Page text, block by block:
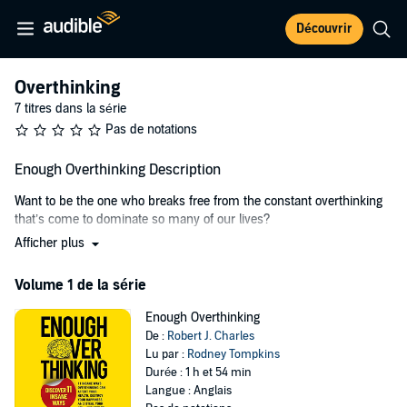
Découvrir
Overthinking
7 titres dans la série
Pas de notations
Enough Overthinking Description
Want to be the one who breaks free from the constant overthinking
that’s come to dominate so many of our lives?
Need to dive deeper, understand the causes, and then come out the
stuck going around and around on the same loop as a hamster
stuck on a wheel. But while the hamster is having fun and getting fit,
you’re feeling lower and lower and burning out.
Before long, friends and family start asking if you’re okay when you
feel fine—your new normal is now such a high stress level that
Afficher plus
Volume 1 de la série
Enough Overthinking
De : Robert J. Charles
Lu par : Rodney Tompkins
Durée : 1 h et 54 min
Langue : Anglais